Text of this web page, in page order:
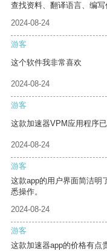
查找资料、翻译语言、编写
2024-08-24
游客
这个软件我非常喜欢
2024-08-24
游客
这款加速器VPM应用程序
2024-08-24
游客
这款app的用户界面简洁明
悉操作。
2024-08-24
游客
这款加速器app的价格有点